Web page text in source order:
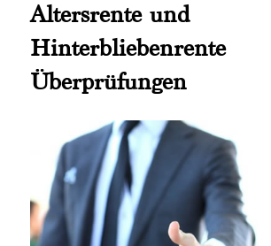
Altersrente und
Hinterbliebenrente
Überprüfungen